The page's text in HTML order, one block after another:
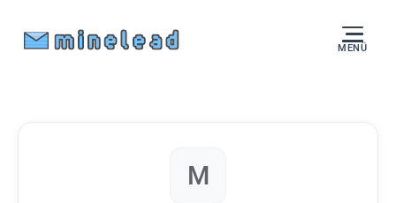
MENÜ
M